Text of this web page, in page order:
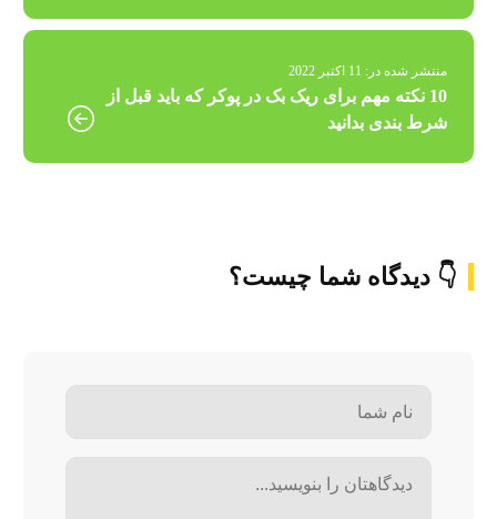
منتشر شده در: 11 اکتبر 2022
10 نکته مهم برای ریک بک در پوکر که باید قبل از
شرط بندی بدانید
👇 دیدگاه شما چیست؟